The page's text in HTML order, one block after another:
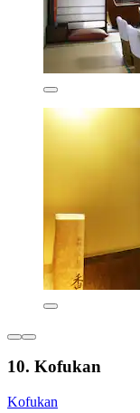
10. Kofukan
Kofukan